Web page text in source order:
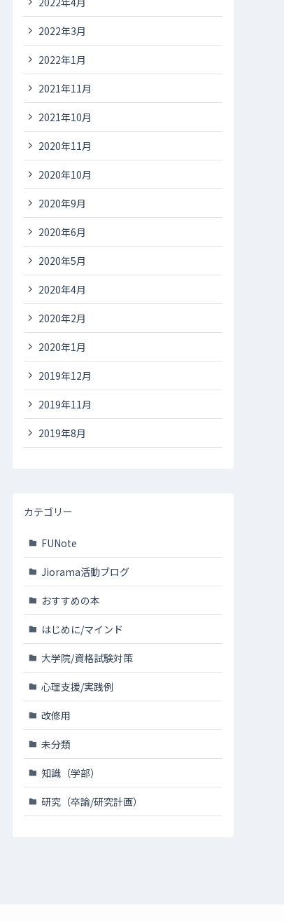
2022年3月
2022年1月
2021年11月
2021年10月
2020年11月
2020年10月
2020年9月
2020年6月
2020年5月
2020年4月
2020年2月
2020年1月
2019年12月
2019年11月
2019年8月
カテゴリー
FUNote
Jiorama活動ブログ
おすすめの本
はじめに/マインド
大学院/資格試験対策
心理支援/実践例
改修用
未分類
知識（学部）
研究（卒論/研究計画）